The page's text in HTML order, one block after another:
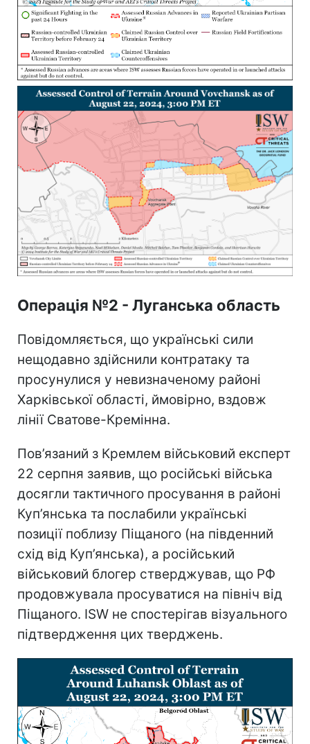
Операція №2 - Луганська область
Повідомляється, що українські сили
нещодавно здійснили контратаку та
просунулися у невизначеному районі
Харківської області, ймовірно, вздовж
лінії Сватове-Кремінна.
Пов’язаний з Кремлем військовий експерт
22 серпня заявив, що російські війська
досягли тактичного просування в районі
Куп’янська та послабили українські
позиції поблизу Піщаного (на південний
схід від Куп’янська), а російський
військовий блогер стверджував, що РФ
продовжувала просуватися на північ від
Піщаного. ISW не спостерігав візуального
підтвердження цих тверджень.